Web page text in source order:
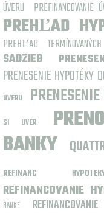
ÚVERU
PREFINANCOVANIE
PREHĽAD
PREHĽAD
SADZIEB
PRENESENIE HYPOTÉKY
UVERU
SI UVER
BANKY
REFINANC
REFINANCOVANIE
BANKE